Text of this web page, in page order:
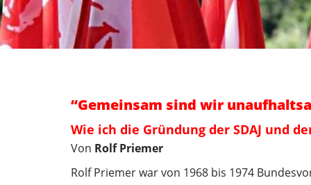
“Gemeinsam sind wir
Wie ich die Gründung der SDAJ und
Von Rolf Priemer
Rolf Priemer war von 1968 bis 1974